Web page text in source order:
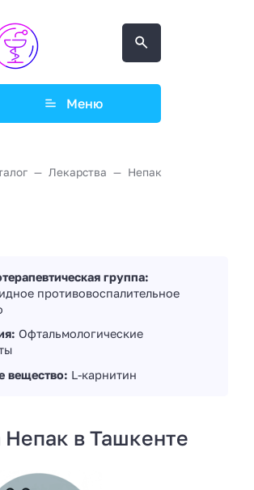
Меню
Лекарства Непак
группа:
противовоспалительное
Офтальмологические
вещество: L-карнитин
в Ташкенте